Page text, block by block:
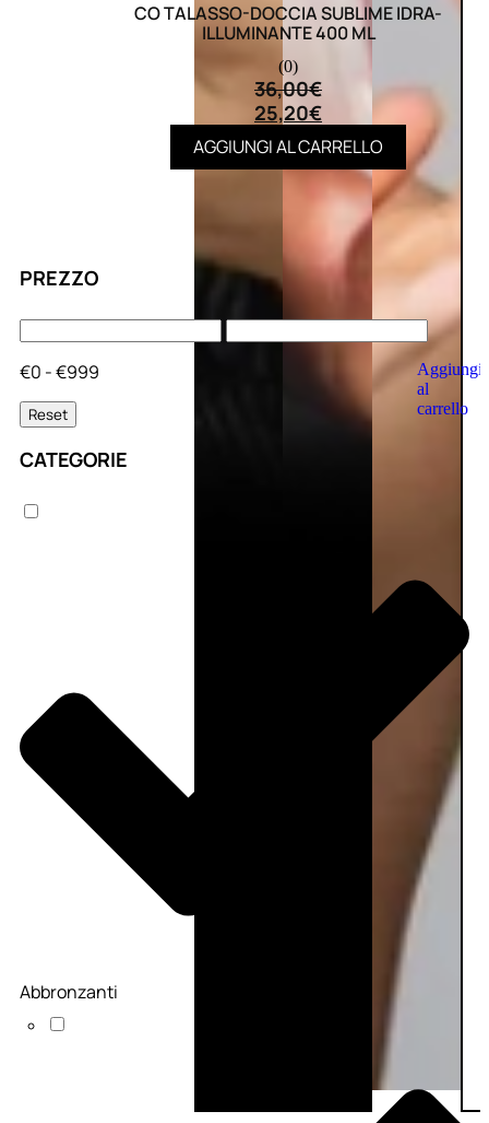
Aggiungi
al
carrello
PREZZO
€0 - €999
Reset
CATEGORIE
Abbronzanti
CO TALASSO-DOCCIA SUBLIME IDRA-
ILLUMINANTE 400 ML
(0)
36,00€
25,20€
AGGIUNGI AL CARRELLO